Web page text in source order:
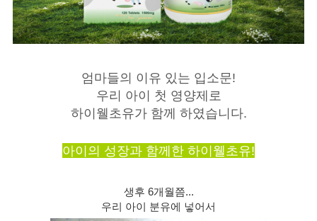
엄마들의 이유 있는 입소문!
우리 아이 첫 영양제로
하이웰초유가 함께 하였습니다.
아이의 성장과 함께한 하이웰초유!
생후 6개월쯤...
우리 아이 분유에 넣어서